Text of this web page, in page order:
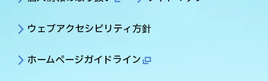
ウェブアクセシビリティ方針
ホームページガイドライン